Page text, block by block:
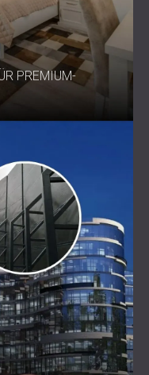
PREMIUM-A